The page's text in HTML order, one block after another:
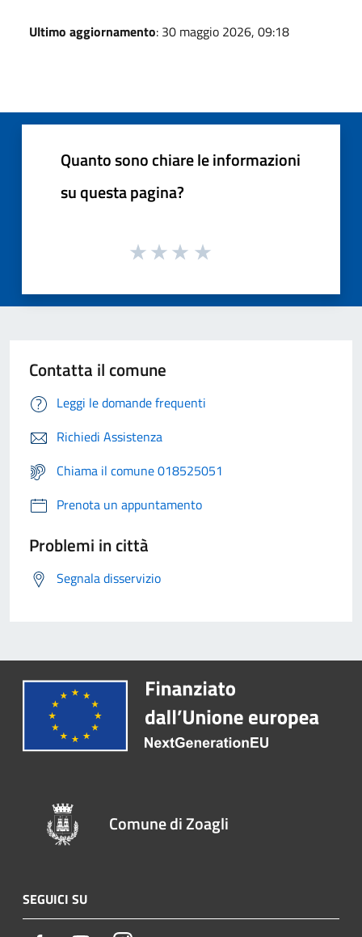
Ultimo aggiornamento: 30 maggio 2026, 09:18
Quanto sono chiare le informazioni
su questa pagina?
Contatta il comune
Leggi le domande frequenti
Richiedi Assistenza
Chiama il comune 018525051
Prenota un appuntamento
Problemi in città
Segnala disservizio
Comune di Zoagli
SEGUICI SU